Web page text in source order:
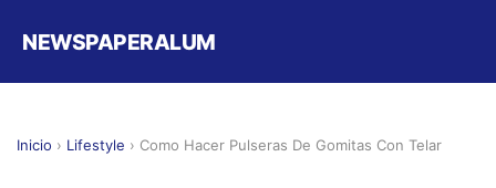
NEWSPAPERALUM
Inicio › Lifestyle › Como Hacer Pulseras De Gomitas Con Telar